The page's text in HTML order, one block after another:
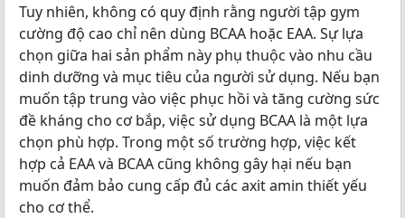
Tuy nhiên, không có quy định rằng người tập gym
cường độ cao chỉ nên dùng BCAA hoặc EAA. Sự lựa
chọn giữa hai sản phẩm này phụ thuộc vào nhu cầu
dinh dưỡng và mục tiêu của người sử dụng. Nếu bạn
muốn tập trung vào việc phục hồi và tăng cường sức
đề kháng cho cơ bắp, việc sử dụng BCAA là một lựa
chọn phù hợp. Trong một số trường hợp, việc kết
hợp cả EAA và BCAA cũng không gây hại nếu bạn
muốn đảm bảo cung cấp đủ các axit amin thiết yếu
cho cơ thể.